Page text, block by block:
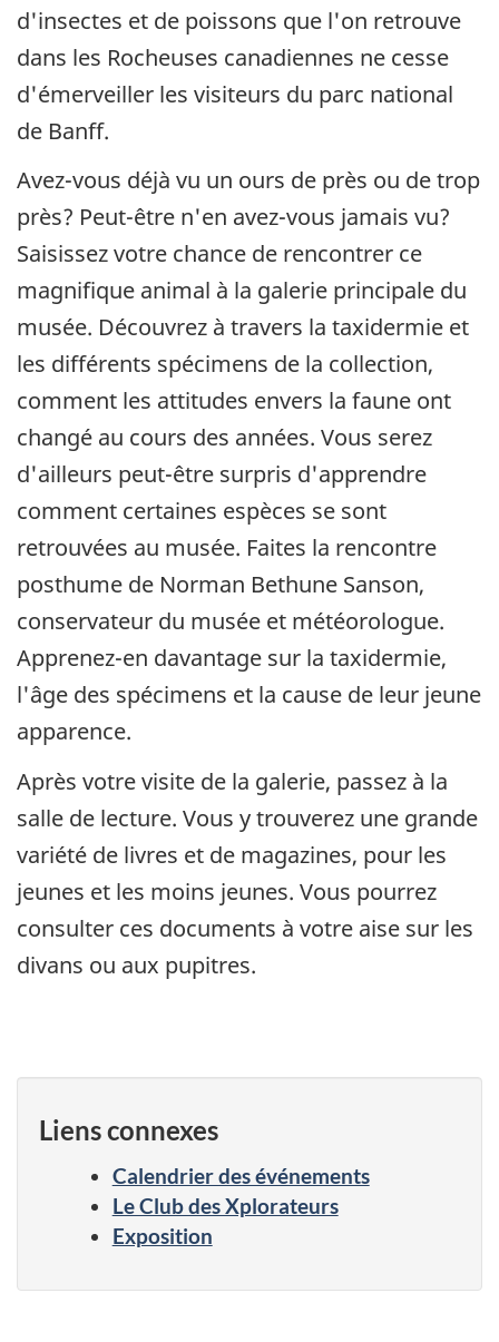
d'insectes et de poissons que l'on retrouve
dans les Rocheuses canadiennes ne cesse
d'émerveiller les visiteurs du parc national
de Banff.
Avez-vous déjà vu un ours de près ou de trop
près? Peut-être n'en avez-vous jamais vu?
Saisissez votre chance de rencontrer ce
magnifique animal à la galerie principale du
musée. Découvrez à travers la taxidermie et
les différents spécimens de la collection,
comment les attitudes envers la faune ont
changé au cours des années. Vous serez
d'ailleurs peut-être surpris d'apprendre
comment certaines espèces se sont
retrouvées au musée. Faites la rencontre
posthume de Norman Bethune Sanson,
conservateur du musée et météorologue.
Apprenez-en davantage sur la taxidermie,
l'âge des spécimens et la cause de leur jeune
apparence.
Après votre visite de la galerie, passez à la
salle de lecture. Vous y trouverez une grande
variété de livres et de magazines, pour les
jeunes et les moins jeunes. Vous pourrez
consulter ces documents à votre aise sur les
divans ou aux pupitres.
Liens connexes
Calendrier des événements
Le Club des Xplorateurs
Exposition